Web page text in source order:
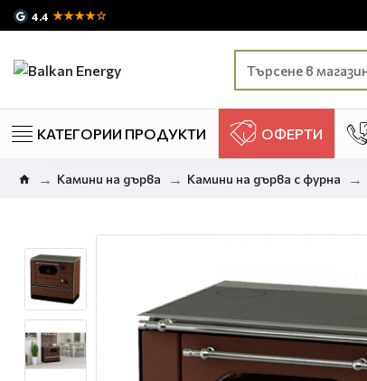
4.4 ★★★★☆
КАТЕГОРИИ ПРОДУКТИ ОФЕРТИ
Камини на дърва Камини на дърва с фурна